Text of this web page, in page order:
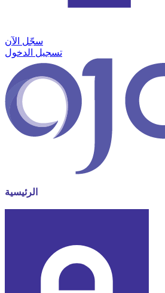
سجّل الآن
تسجيل الدخول
الرئيسية